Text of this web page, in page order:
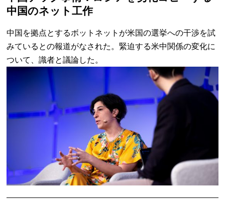
中国のネット工作
中国を拠点とするボットネットが米国の選挙への干渉を試
みているとの報道がなされた。緊迫する米中関係の変化に
ついて、識者と議論した。